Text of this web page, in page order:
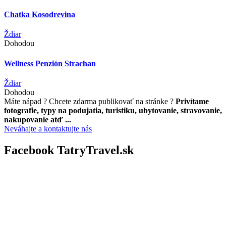
Chatka Kosodrevina
Ždiar
Dohodou
Wellness Penzión Strachan
Ždiar
Dohodou
Máte nápad ? Chcete zdarma publikovať na stránke ? Privítame
fotografie, typy na podujatia, turistiku, ubytovanie, stravovanie,
nakupovanie atď ...
Neváhajte a kontaktujte nás
Facebook TatryTravel.sk